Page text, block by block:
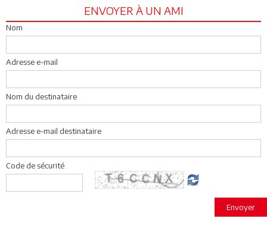
ENVOYER À UN AMI
Nom
Adresse e-mail
Nom du destinataire
Adresse e-mail destinataire
Code de sécurité
Envoyer